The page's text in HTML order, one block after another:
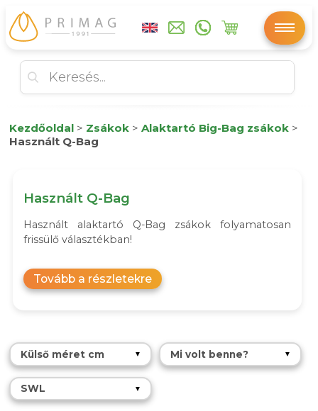
Kezdőoldal > Zsákok > Alaktartó Big-Bag zsákok >
Használt Q-Bag
Használt Q-Bag
Használt alaktartó Q-Bag zsákok folyamatosan
frissülő választékban!
Tovább a részletekre
Külső méret cm ▼ Mi volt benne? ▼
SWL ▼